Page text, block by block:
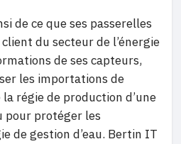
de ce que ses passerelles
du secteur de l’énergie
de ses capteurs,
les importations de
régie de production d’une
pour protéger les
de gestion d’eau. Bertin IT